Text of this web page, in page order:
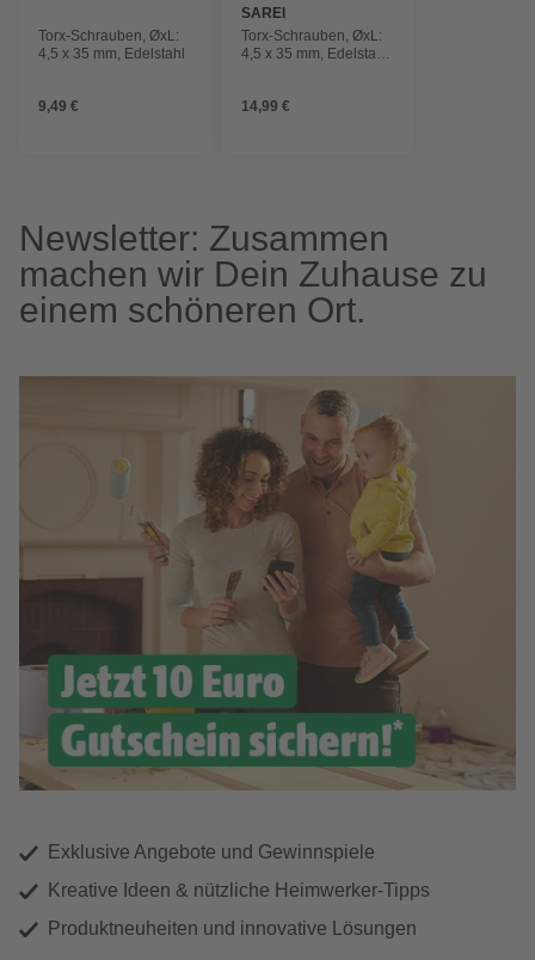
Torx-Schrauben, ØxL:
4,5 x 35 mm, Edelstahl
9,49 €
SAREI
Torx-Schrauben, ØxL:
4,5 x 35 mm, Edelstahl,
14,99 €
Newsletter: Zusammen
machen wir Dein Zuhause zu
einem schöneren Ort.
Exklusive Angebote und Gewinnspiele
Kreative Ideen & nützliche Heimwerker-Tipps
Produktneuheiten und innovative Lösungen